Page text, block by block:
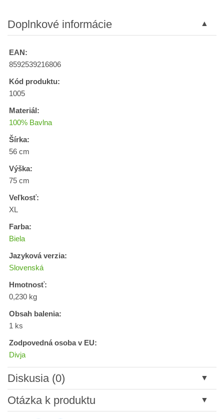
Doplnkové informácie
EAN:
8592539216806
Kód produktu:
1005
Materiál:
100% Bavlna
Šírka:
56 cm
Výška:
75 cm
Veľkosť:
XL
Farba:
Biela
Jazyková verzia:
Slovenská
Hmotnosť:
0,230 kg
Obsah balenia:
1 ks
Zodpovedná osoba v EU:
Divja
Diskusia (0)
Nový komentár
Otázka k produktu